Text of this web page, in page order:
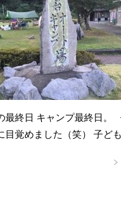
最終日 キャンプ最終日。
目覚めました（笑） 子ど